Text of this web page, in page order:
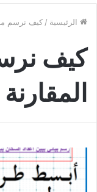
الرئيسية / كيف نرسم
كيف